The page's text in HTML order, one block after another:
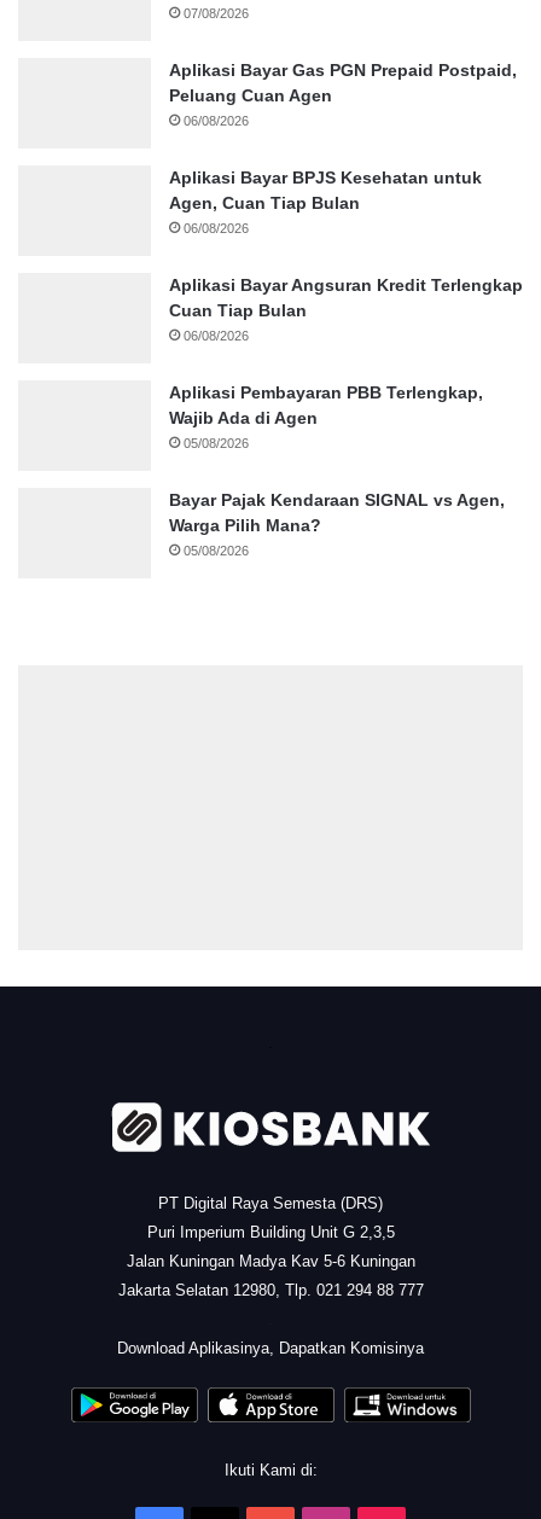
07/08/2026
Aplikasi Bayar Gas PGN Prepaid Postpaid,
Peluang Cuan Agen
06/08/2026
Aplikasi Bayar BPJS Kesehatan untuk
Agen, Cuan Tiap Bulan
06/08/2026
Aplikasi Bayar Angsuran Kredit Terlengkap
Cuan Tiap Bulan
06/08/2026
Aplikasi Pembayaran PBB Terlengkap,
Wajib Ada di Agen
05/08/2026
Bayar Pajak Kendaraan SIGNAL vs Agen,
Warga Pilih Mana?
05/08/2026
PT Digital Raya Semesta (DRS)
Puri Imperium Building Unit G 2,3,5
Jalan Kuningan Madya Kav 5-6 Kuningan
Jakarta Selatan 12980, Tlp. 021 294 88 777
Download Aplikasinya, Dapatkan Komisinya
Ikuti Kami di: